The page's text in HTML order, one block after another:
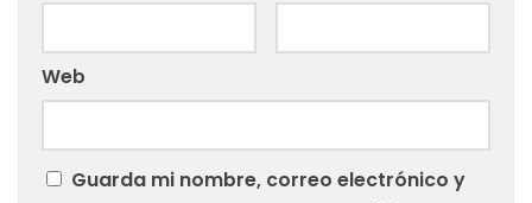
Web
Guarda mi nombre, correo electrónico y